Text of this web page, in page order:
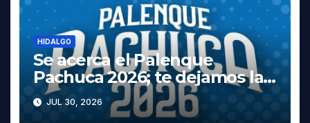
HIDALGO
Se acerca el Palenque
Pachuca 2026; te dejamos la
cartelera completa, las fechas
y los precios
JUL 30, 2026